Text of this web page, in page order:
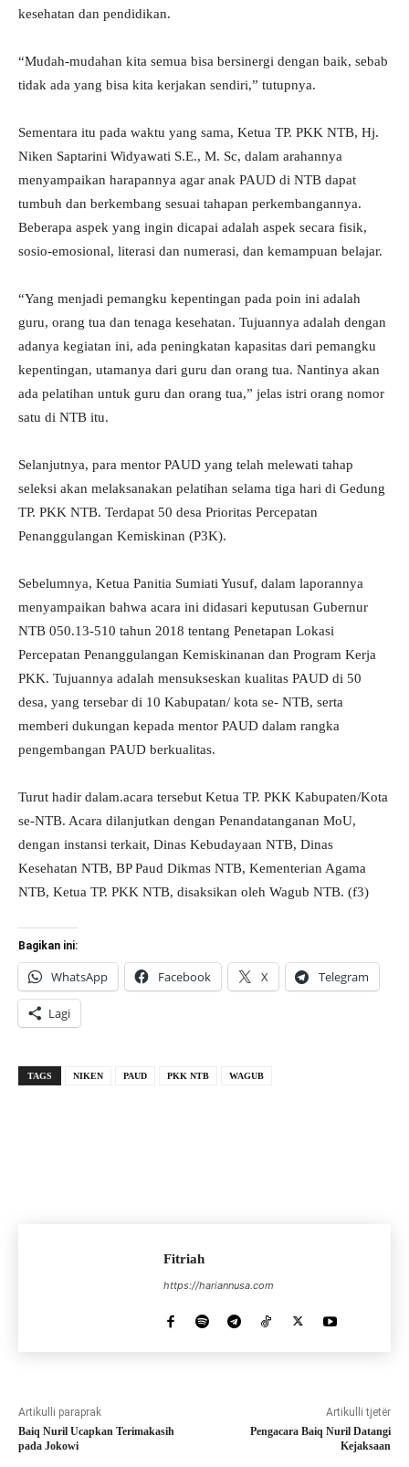
kesehatan dan pendidikan.
“Mudah-mudahan kita semua bisa bersinergi dengan baik, sebab
tidak ada yang bisa kita kerjakan sendiri,” tutupnya.
Sementara itu pada waktu yang sama, Ketua TP. PKK NTB, Hj.
Niken Saptarini Widyawati S.E., M. Sc, dalam arahannya
menyampaikan harapannya agar anak PAUD di NTB dapat
tumbuh dan berkembang sesuai tahapan perkembangannya.
Beberapa aspek yang ingin dicapai adalah aspek secara fisik,
sosio-emosional, literasi dan numerasi, dan kemampuan belajar.
“Yang menjadi pemangku kepentingan pada poin ini adalah
guru, orang tua dan tenaga kesehatan. Tujuannya adalah dengan
adanya kegiatan ini, ada peningkatan kapasitas dari pemangku
kepentingan, utamanya dari guru dan orang tua. Nantinya akan
ada pelatihan untuk guru dan orang tua,” jelas istri orang nomor
satu di NTB itu.
Selanjutnya, para mentor PAUD yang telah melewati tahap
seleksi akan melaksanakan pelatihan selama tiga hari di Gedung
TP. PKK NTB. Terdapat 50 desa Prioritas Percepatan
Penanggulangan Kemiskinan (P3K).
Sebelumnya, Ketua Panitia Sumiati Yusuf, dalam laporannya
menyampaikan bahwa acara ini didasari keputusan Gubernur
NTB 050.13-510 tahun 2018 tentang Penetapan Lokasi
Percepatan Penanggulangan Kemiskinanan dan Program Kerja
PKK. Tujuannya adalah mensukseskan kualitas PAUD di 50
desa, yang tersebar di 10 Kabupatan/ kota se- NTB, serta
memberi dukungan kepada mentor PAUD dalam rangka
pengembangan PAUD berkualitas.
Turut hadir dalam.acara tersebut Ketua TP. PKK Kabupaten/Kota
se-NTB. Acara dilanjutkan dengan Penandatanganan MoU,
dengan instansi terkait, Dinas Kebudayaan NTB, Dinas
Kesehatan NTB, BP Paud Dikmas NTB, Kementerian Agama
NTB, Ketua TP. PKK NTB, disaksikan oleh Wagub NTB. (f3)
Bagikan ini:
WhatsApp Facebook X Telegram
Lagi
TAGS NIKEN PAUD PKK NTB WAGUB
Fitriah
https://hariannusa.com
Artikulli paraprak
Baiq Nuril Ucapkan Terimakasih
pada Jokowi
Artikulli tjetër
Pengacara Baiq Nuril Datangi
Kejaksaan